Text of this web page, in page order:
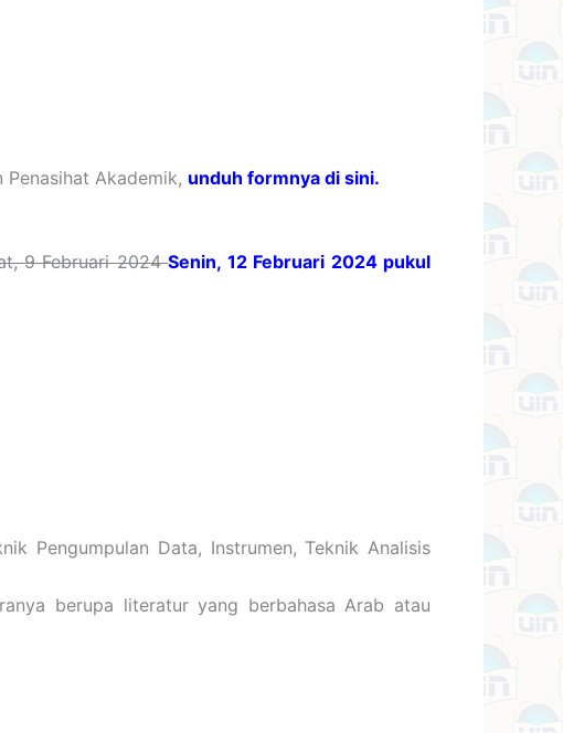
Akademik, unduh formnya di sini.
9 Februari 2024Senin, 12 Februari 2024pukul
Pengumpulan Data, Instrumen, Teknik Analisis
berupa literatur yang berbahasa Arab atau